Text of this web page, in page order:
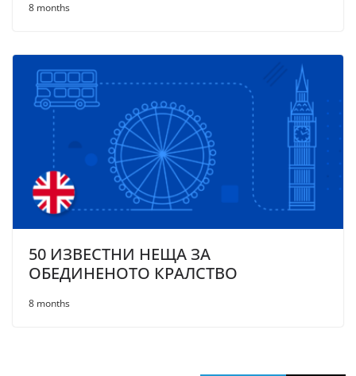
8 months
50 ИЗВЕСТНИ НЕЩА ЗА
ОБЕДИНЕНОТО КРАЛСТВО
8 months